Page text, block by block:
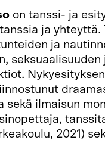
on tanssi- ja
ja
ja
sekä ilmaisun
2021)